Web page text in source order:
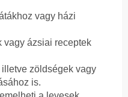
vagy házi
vagy ázsiai receptek
zöldségek vagy
is.